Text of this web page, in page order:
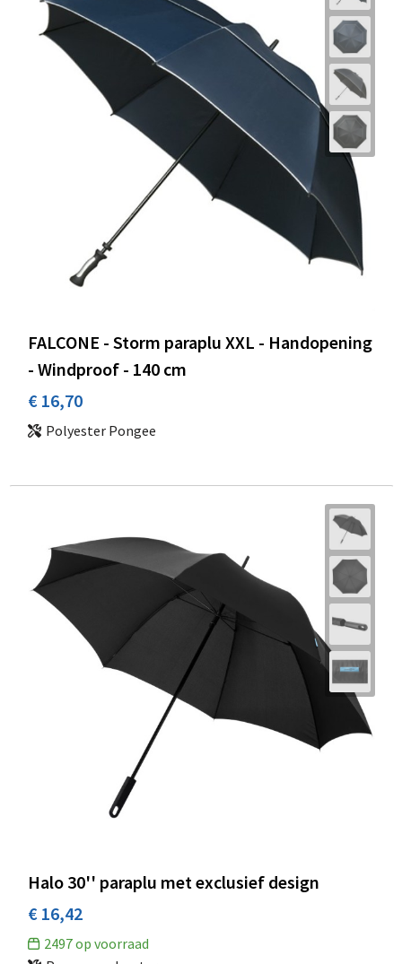
FALCONE - Storm paraplu XXL - Handopening
- Windproof - 140 cm
€ 16,70
Polyester Pongee
Halo 30'' paraplu met exclusief design
€ 16,42
2497op voorraad